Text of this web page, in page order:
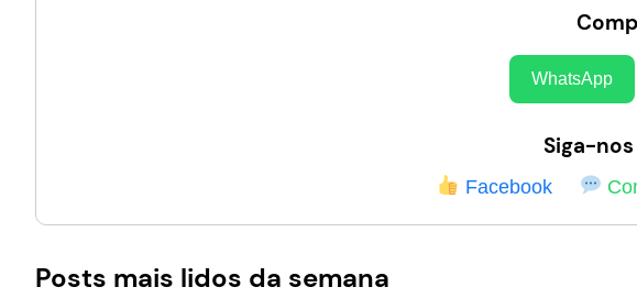
WhatsApp
Siga-
Facebook
Posts mais lidos da semana